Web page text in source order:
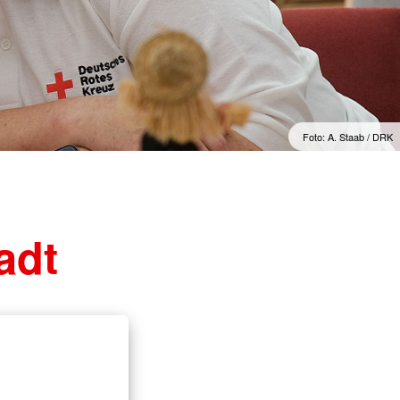
Darmstadt
Einsatzkräfteausbildung
DRK-Lehrgangsangebote
Erste-Hilfe-Kurse
Kursangebot
Foto: A. Staab / DRK